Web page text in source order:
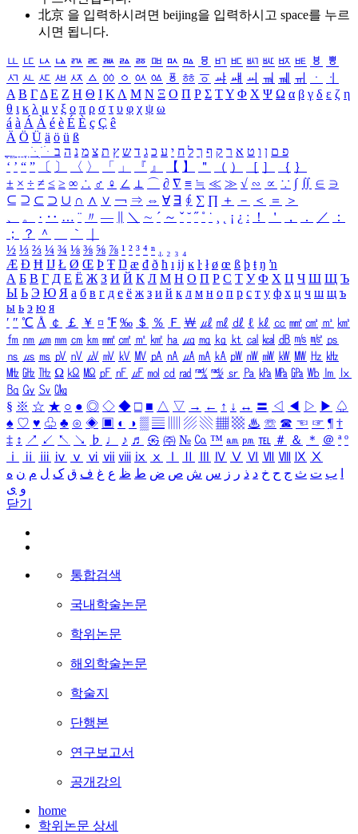
北京 을 입력하시려면 beijing을 입력하시고 space를 누르
시면 됩니다.
ㅥ ㅦ ㅧ ㅨ ㅩ ㅪ ㅫ ㅬ ㅭ ㅮ ㅯ ㅰ ㅱ ㅲ ㅳ ㅴ ㅵ ㅶ ㅷ ㅸ
ㅹ
ㅺ ㅻ ㅼ ㅽ ㅾ ㅿ ㆀ ㆁ ㆂ ㆃ ㆄ ㆅ ㆆ ㆇ ㆈ ㆉ ㆊ ㆋ ㆌ ㆍ
ㆎ
Α Β ΓΔ Ε Ζ Η Θ Ι ΚΛ Μ Ν Ξ Ο Π Ρ Σ ΤΥ Φ Χ Ψ Ω α β γ δ ε ζ η
θ ι κ λ μ ν ξ ο π ρ σ τ υ φ χ ψ ω
á à Á À é è É È ç Ç ê
Ä Ö Ü ä ö ü ß
ִֶֹ ֻּ ׁׂ פ ם ן ו ט א ר ק ף ך ל ח י ע כ ג ד ש ץ ת צ מ נ ה ב
‘ ’ “ ” 〔 〕 〈 〉 「 」 『 』 【 】 ＂ （ ） ［ ］ ｛ ｝
± × ÷ ≠ ≤ ≥ ∞ ∴ ♂ ♀ ∠ ⊥ ⌒ ∂ ∇ ≡ ≒ ≪ ≫ √ ∽ ∝ ∵ ∫ ∬ ∈ ∋
⊆ ⊇ ⊂ ⊃ ∪ ∩ ∧ ∨ ￢ ⇒ ⇔ ∀ ∃ ∮ ∑ ∏ ＋ － ＜ ＝
＞
、
。 · ‥ … ¨ 〃 ― ＼ ∼ ´ ～ ˇ ˘ ˝ ˚ ˙ ¸ ¡ ¿ ː ！ ＇ ， ． ／
：
；
？ ＾ ｀
½ ⅓ ⅔ ¼ ¾ ⅛ ⅜ ⅝ ⅞ ¹ ² ³ ⁴ ⁿ ₁ ₂ ₃ ₄
Æ Ð Ħ Ĳ Ł Ø Œ Þ Ŧ Ŋ æ đ ð ħ ı ĳ ĸ ŀ ł ø œ ß þ ŧ ŋ ŉ
А Б В Г Д Е Ё Ж З И Й К Л М Н О П Р С Т У Ф Х Ц Ч Ш Щ Ъ
Ы Ь Э Ю Я а б в г д е ё ж з и й к л м н о п р с т у ф х ц ч ш щ ъ
ы ь э ю я
′ ″ ℃ Å ￠ ￡ ￥ ¤ ℉ ‰ ＄ ％ Ｆ ￦ ㎕ ㎖ ㎗ ℓ ㎘ ㏄ ㎣ ㎤ ㎥ ㎦
㎙ ㎚ ㎛ ㎜ ㎝ ㎞ ㎟ ㎠ ㎡ ㎢ ㏊ ㎍ ㎎ ㎏ ㏏ ㎈ ㎉ ㏈ ㎧ ㎨ ㎰
㎱ ㎲ ㎳ ㎴ ㎵ ㎶ ㎷ ㎸ ㎹ ㎀ ㎁ ㎂ ㎃ ㎄ ㎺ ㎻ ㎽ ㎾ ㎿ ㎐ ㎑
㎒ ㎓ ㎔ Ω ㏀ ㏁ ㎊ ㎋ ㎌ ㏖ ㏅ ㎭ ㎮ ㎯ ㏛ ㎩ ㎪ ㎫ ㎬ ㏝ ㏐
㏓
㏃ ㏉ ㏜ ㏆
§ ※ ☆ ★ ○ ● ◎ ◇ ◆ □ ■ △ ▽ → ← ↑ ↓ ↔ 〓 ◁ ◀ ▷ ▶ ♤
♠ ♡ ♥ ♧ ♣ ⊙ ◈ ▣ ◐ ◑ ▒ ▤ ▨ ▧ ▦ ▩ ♨ ☏ ☎ ☜ ☞ ¶ †
‡ ↕ ↗ ↙ ↖ ↘ ♭ ♩ ♪ ♬ ㉿ ㈜ № ㏇ ™ ㏂ ㏘ ℡ ＃ ＆ ＊ ＠ ª º
ⅰ
ⅱ ⅲ ⅳ ⅴ ⅵ ⅶ ⅷ ⅸ ⅹ Ⅳ Ⅴ Ⅵ Ⅶ Ⅷ Ⅸ Ⅹ
ب ت ث ج ح خ د ذ ر ز س ش ص ض ط ظ ع غ ف ق ک ل م ن ه
و ی
닫기
통합검색
국내학술논문
학위논문
해외학술논문
학술지
단행본
연구보고서
공개강의
home
학위논문 상세